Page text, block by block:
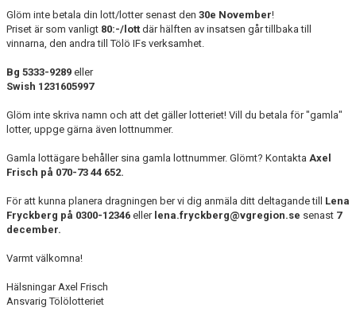
EVENEMANG
ÖVRIGT
DOKUMENT
TÖLÖ IF MERCHANDISE SHOP
Glöm inte betala din lott/lotter senast den 30e November!
Priset är som vanligt 80:-/lott där hälften av insatsen går tillbaka till
vinnarna, den andra till Tölö IFs verksamhet.
Bg 5333-9289 eller
Swish 1231605997
Glöm inte skriva namn och att det gäller lotteriet! Vill du betala för "gamla"
lotter, uppge gärna även lottnummer.
Gamla lottägare behåller sina gamla lottnummer. Glömt? Kontakta Axel
Frisch på 070-73 44 652.
För att kunna planera dragningen ber vi dig anmäla ditt deltagande till Lena
Fryckberg på 0300-12346 ellerlena.fryckberg@vgregion.se senast 7
december.
Varmt välkomna!
Hälsningar Axel Frisch
Ansvarig Tölölotteriet